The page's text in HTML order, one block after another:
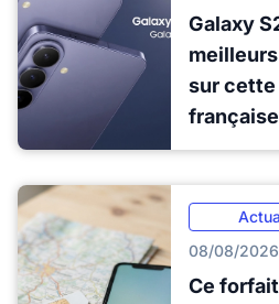
Galaxy
sur
française
08/08/2026
Ce